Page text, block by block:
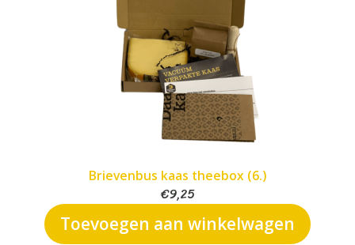
Brievenbus kaas theebox (6.)
€9,25
Toevoegen aan winkelwagen